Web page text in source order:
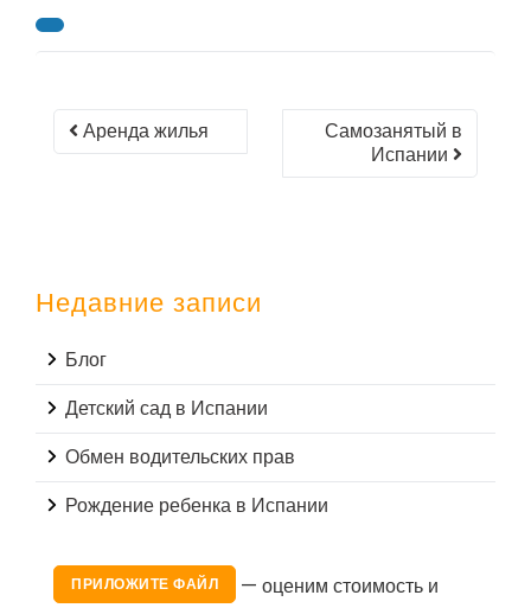
Аренда жилья
Самозанятый в
Испании
Недавние записи
Блог
Детский сад в Испании
Обмен водительских прав
Рождение ребенка в Испании
ПРИЛОЖИТЕ ФАЙЛ
— оценим стоимость и